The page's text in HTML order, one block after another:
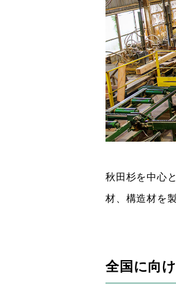
秋田杉を中心
材、構造材を
全国に向